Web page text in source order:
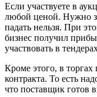
Если участвуете в
любой ценой. Нужно
падать нельзя. При
бизнес получил
участвовать в
Кроме этого, в торгах
контракта. То есть
что поставщик готов